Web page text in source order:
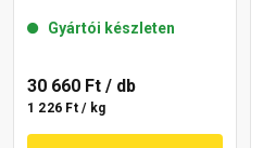
Gyártói készleten
30 660 Ft / db
1 226 Ft / kg